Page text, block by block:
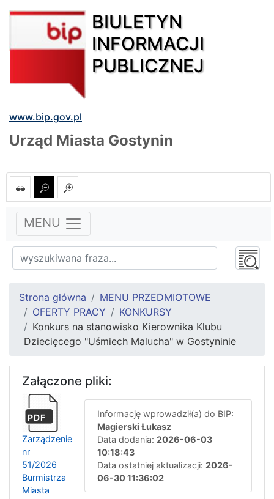
BIULETYN
INFORMACJI
PUBLICZNEJ
www.bip.gov.pl
Urząd Miasta Gostynin
MENU
Strona główna
MENU PRZEDMIOTOWE
OFERTY PRACY
KONKURSY
Konkurs na stanowisko Kierownika Klubu
Dziecięcego "Uśmiech Malucha" w Gostyninie
Załączone pliki:
PDF
Zarządzenie
nr
51/2026
Burmistrza
Miasta
Informację wprowadził(a) do BIP:
Magierski Łukasz
Data dodania: 2026-06-03
10:18:43
Data ostatniej aktualizacji: 2026-
06-30 11:36:02